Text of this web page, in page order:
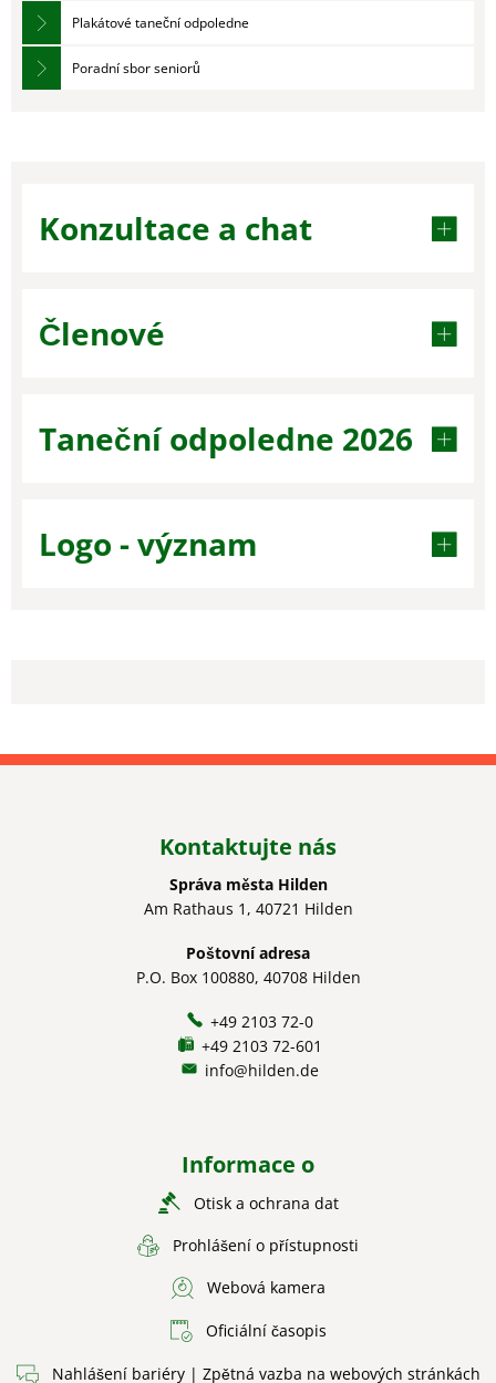
Plakátové taneční odpoledne
Poradní sbor seniorů
Konzultace a chat
Členové
Taneční odpoledne 2026
Logo - význam
Kontaktujte nás
Správa města Hilden
Am Rathaus 1, 40721 Hilden
Poštovní adresa
P.O. Box 100880, 40708 Hilden
+49 2103 72-0
+49 2103 72-601
info@hilden.de
Informace o
Otisk a ochrana dat
Prohlášení o přístupnosti
Webová kamera
Oficiální časopis
Nahlášení bariéry | Zpětná vazba na webových stránkách